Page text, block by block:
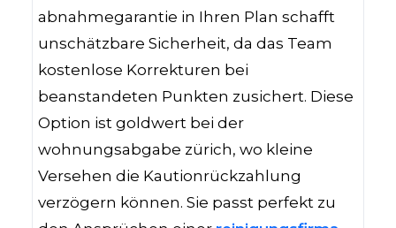
abnahmegarantie in Ihren Plan schafft
unschätzbare Sicherheit, da das Team
kostenlose Korrekturen bei
beanstandeten Punkten zusichert. Diese
Option ist goldwert bei der
wohnungsabgabe zürich, wo kleine
Versehen die Kautionrückzahlung
verzögern können. Sie passt perfekt zu